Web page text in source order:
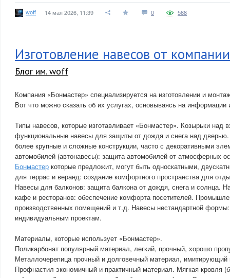
woff 14 мая 2026, 11:39 0 568
Изготовление навесов от
Блог им. woff
Компания «Бонмастер» специализируется на изготовлении и
Вот что можно сказать об их услугах, основываясь на информации
Типы навесов, которые изготавливает «Бонмастер». Козырьки над
функциональные навесы для защиты от дождя и снега над
более крупные и сложные конструкции, часто с декоративными
автомобилей (автонавесы): защита автомобилей от атмосферных
Бонмастер которые предложит, могут быть односкатными,
для террас и веранд: создание комфортного пространства для
Навесы для балконов: защита балкона от дождя, снега и солнца.
кафе и ресторанов: обеспечение комфорта посетителей.
производственных помещений и т.д. Навесы нестандартной формы:
индивидуальным проектам.
Материалы, которые использует «Бонмастер».
Поликарбонат популярный материал, легкий, прочный, хорошо
Металлочерепица прочный и долговечный материал, имитирующий
Профнастил экономичный и практичный материал. Мягкая кровля